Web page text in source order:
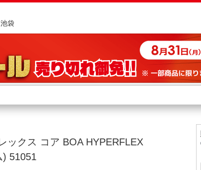
袋
す
店舗サービス
ネット取り置き
店舗情報・店舗一覧
ックス コア BOA HYPERFLEX
) 51051